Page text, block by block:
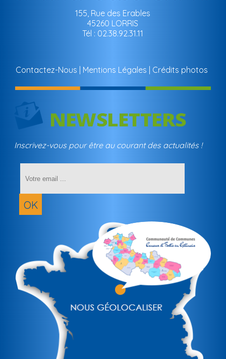
155, Rue des Erables
45260 LORRIS
Tél : 02.38.92.31.11
Contactez-Nous Mentions Légales Crédits photos
Inscrivez-vous pour être au courant des actualités !
OK